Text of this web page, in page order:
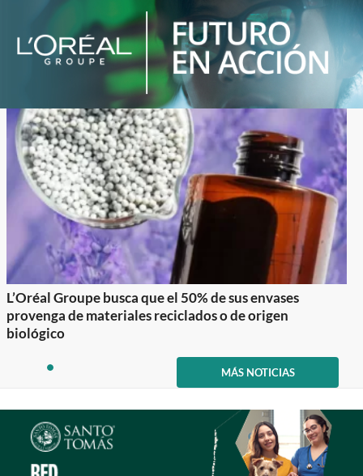
L’Oréal Groupe busca que el 50% de sus envases
provenga de materiales reciclados o de origen
biológico
item
1
MÁS NOTICIAS